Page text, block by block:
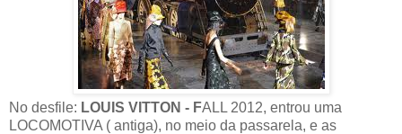
No desfile: LOUIS VITTON - FALL 2012, entrou uma
LOCOMOTIVA ( antiga), no meio da passarela, e as